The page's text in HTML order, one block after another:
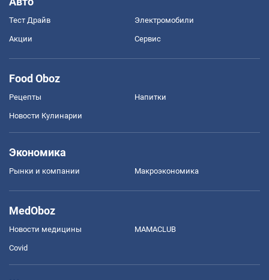
Тест Драйв Электромобили
Акции Сервис
Food Oboz
Рецепты Напитки
Новости Кулинарии
Экономика
Рынки и компании Mакроэкономика
MedOboz
Новости медицины MAMACLUB
Covid